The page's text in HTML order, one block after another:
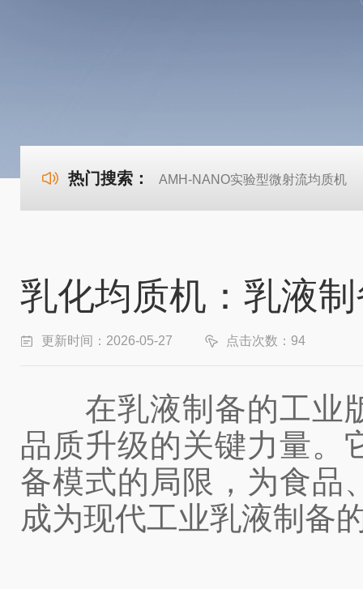
热门搜索： AMH-NANO实验型微射流均质机
乳化均质机：乳液
更新时间：2026-05-27 点击次数：94
在乳液制备的工业
品质升级的关键力量。
备模式的局限，为食品
成为现代工业乳液制备